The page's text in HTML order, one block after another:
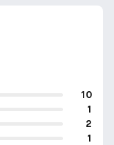
10
1
2
1